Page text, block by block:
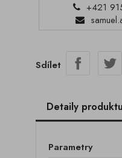
+421
Sdílet
Detaily produktu
Parametry